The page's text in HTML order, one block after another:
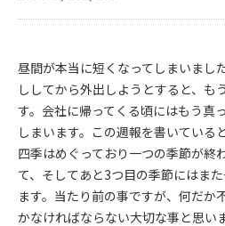
昼間が本当に短くなってしまいまし
ししてから外出しようとすると、も
す。会社に帰ってくる頃にはもう真
しまいます。この週報を書いている
四季はめぐっており一つの季節が終
て、そしてあと3つ目の季節にはま
ます。当たり前の事ですが、何だか
かなければならない大切な事と思いま